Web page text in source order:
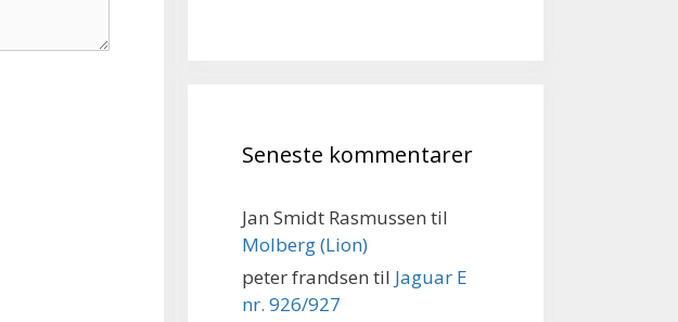
Seneste kommentarer
Jan Smidt Rasmussen til
Molberg (Lion)
peter frandsen til Jaguar E
nr. 926/927